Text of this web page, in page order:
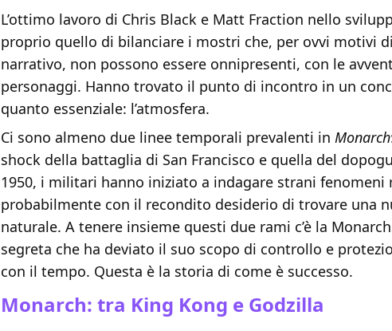
L’ottimo lavoro di Chris Black e Matt Fraction nello
proprio quello di bilanciare i mostri che, per ovvi motivi
narrativo, non possono essere onnipresenti, con le
personaggi. Hanno trovato il punto di incontro in un
quanto essenziale: l’atmosfera.
Ci sono almeno due linee temporali prevalenti in Monarch
shock della battaglia di San Francisco e quella del
1950, i militari hanno iniziato a indagare strani fenomeni
probabilmente con il recondito desiderio di trovare una
naturale. A tenere insieme questi due rami c’è la
segreta che ha deviato il suo scopo di controllo e
con il tempo. Questa è la storia di come è successo.
Monarch: tra King Kong e Godzilla